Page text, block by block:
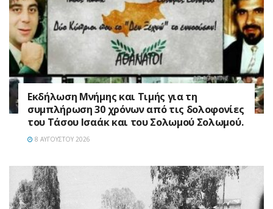
Εκδήλωση Μνήμης και Τιμής για τη
συμπλήρωση 30 χρόνων από τις δολοφονίες
του Τάσου Ισαάκ και του Σολωμού Σολωμού.
8 ΑΥΓΟΎΣΤΟΥ 2026